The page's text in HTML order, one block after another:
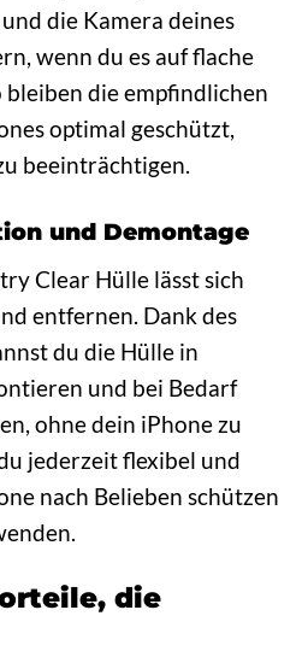
die Kamera deines
wenn du es auf flache
bleiben die empfindlichen
optimal geschützt,
beeinträchtigen.
und Demontage
Clear Hülle lässt sich
entfernen. Dank des
du die Hülle in
und bei Bedarf
ohne dein iPhone zu
jederzeit flexibel und
nach Belieben schützen
die